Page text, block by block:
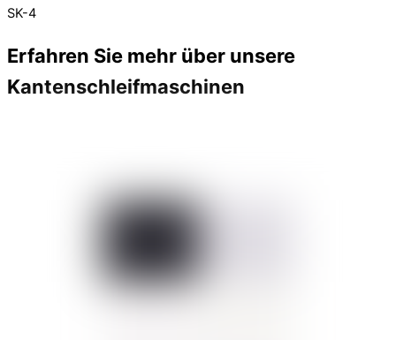
SK-4
Erfahren Sie mehr über unsere
Kantenschleifmaschinen